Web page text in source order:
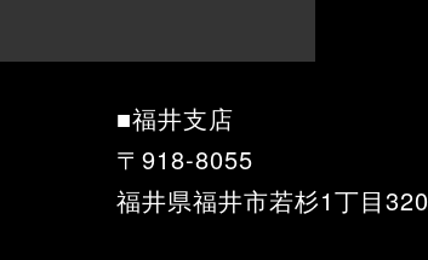
■福井支店
〒918-8055
福井県福井市若杉1丁目